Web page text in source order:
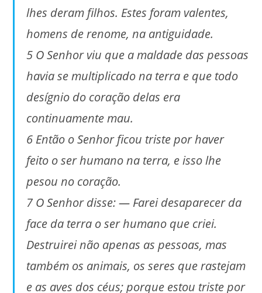
lhes deram filhos. Estes foram valentes,
homens de renome, na antiguidade.
5 O Senhor viu que a maldade das pessoas
havia se multiplicado na terra e que todo
desígnio do coração delas era
continuamente mau.
6 Então o Senhor ficou triste por haver
feito o ser humano na terra, e isso lhe
pesou no coração.
7 O Senhor disse: — Farei desaparecer da
face da terra o ser humano que criei.
Destruirei não apenas as pessoas, mas
também os animais, os seres que rastejam
e as aves dos céus; porque estou triste por